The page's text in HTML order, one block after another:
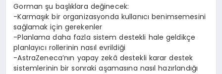
Gormanşu başlıklara değinecek:
-Karmaşık bir organizasyonda kullanıcıbenimsemesini
sağlamak için gerekenler
-Planlama daha fazla sistem destekli hale geldikçe
planlayıcı rollerinin nasıl evrildiği
-AstraZeneca’nın yapay zekâ destekli karar destek
sistemlerinin bir sonraki aşamasına nasıl hazırlandığı